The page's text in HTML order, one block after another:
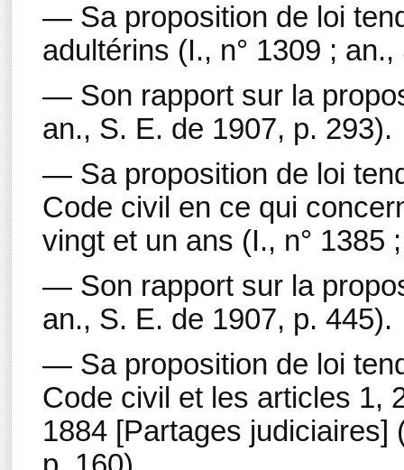
— Sa proposition de loi
adultérins (I., n° 1309 ;
— Son rapport sur la
an., S. E. de 1907, p. 293).
— Sa proposition de loi
Code civil en ce qui
vingt et un ans (I., n° 1385
— Son rapport sur la
an., S. E. de 1907, p. 445).
— Sa proposition de loi
Code civil et les articles 1,
1884 [Partages judiciaires]